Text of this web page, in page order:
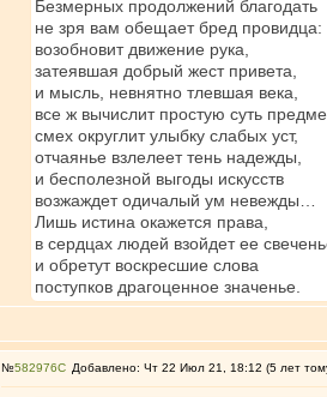
Безмерных продолжений благодать
не зря вам обещает бред провидца:
возобновит движение рука,
затеявшая добрый жест привета,
и мысль, невнятно тлевшая века,
все ж вычислит простую суть
смех округлит улыбку слабых уст,
отчаянье взлелеет тень надежды,
и бесполезной выгоды искусств
возжаждет одичалый ум невежды…
Лишь истина окажется права,
в сердцах людей взойдет ее
и обретут воскресшие слова
поступков драгоценное значенье.
№582976 Добавлено: Чт 22 Июл 21, 18:12 (5 лет